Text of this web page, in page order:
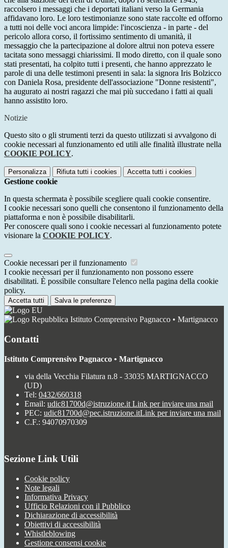
raccolsero i messaggi che i deportati italiani verso la Germania
affidavano loro. Le loro testimonianze sono state raccolte ed offorno
a tutti noi delle voci ancora limpide: l'incoscienza - in parte - del
pericolo allora corso, il fortissimo sentimento di umanità, il
messaggio che la partecipazione al dolore altrui non poteva essere
tacitata sono messaggi chiarissimi. Il modo diretto, con il quale sono
stati presentati, ha colpito tutti i presenti, che hanno apprezzato le
parole di una delle testimoni presenti in sala: la signora Iris Bolzicco
con Daniela Rosa, presidente dell'associazione "Donne resistenti",
ha augurato ai nostri ragazzi che mai più succedano i fatti ai quali
hanno assistito loro.
Notizie
Questo sito o gli strumenti terzi da questo utilizzati si avvalgono di
cookie necessari al funzionamento ed utili alle finalità illustrate nella
COOKIE POLICY.
Personalizza Rifiuta tutti i cookies Accetta tutti i cookies
Gestione cookie
In questa schermata è possibile scegliere quali cookie consentire.
I cookie necessari sono quelli che consentono il funzionamento della
piattaforma e non è possibile disabilitarli.
Per conoscere quali sono i cookie necessari al funzionamento potete
visionare la COOKIE POLICY.
Cookie necessari per il funzionamento
I cookie necessari per il funzionamento non possono essere
disabilitati. È possibile consultare l'elenco nella pagina della cookie
policy.
Accetta tutti Salva le preferenze
Istituto Comprensivo Pagnacco • Martignacco
Contatti
Istituto Comprensivo Pagnacco • Martignacco
via della Vecchia Filatura n.8 - 33035 MARTIGNACCO
(UD)
Tel: 0432/660318
Email: udic81700d@istruzione.it Link per inviare una mail
PEC: udic81700d@pec.istruzione.itLink per inviare una mail
C.F.: 94070970309
Sezione Link Utili
Cookie policy
Note legali
Informativa Privacy
Ufficio Relazioni con il Pubblico
Dichiarazione di accessibilità
Obiettivi di accessibilità
Whistleblowing
Gestione consensi cookie